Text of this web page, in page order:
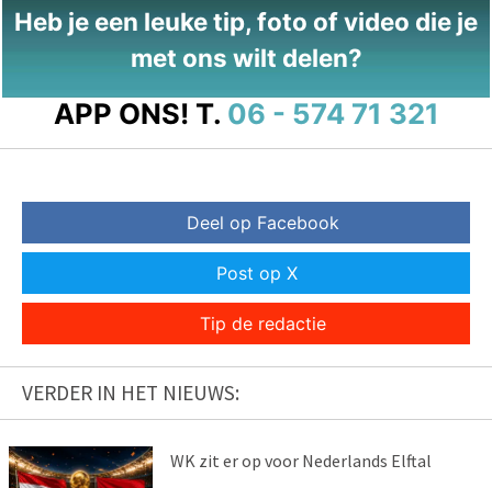
Heb je een leuke tip, foto of video die je
met ons wilt delen?
APP ONS! T. 06 - 574 71 321
Deel op Facebook
Post op X
Tip de redactie
VERDER IN HET NIEUWS:
WK zit er op voor Nederlands Elftal